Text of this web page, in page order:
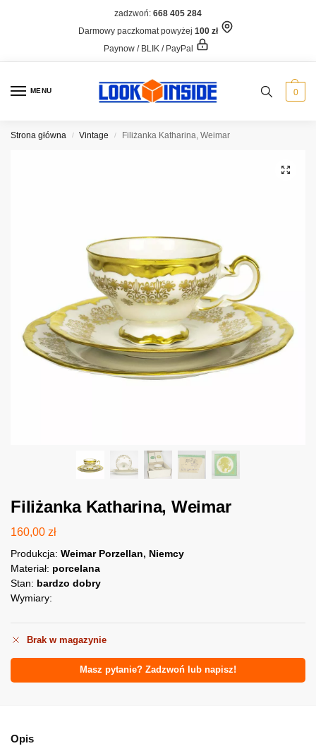
zadzwoń: 668 405 284
Darmowy paczkomat powyżej 100 zł
Paynow / BLIK / PayPal
MENU 0
Strona główna / Vintage / Filiżanka Katharina, Weimar
Filiżanka Katharina, Weimar
160,00 zł
Produkcja: Weimar Porzellan, Niemcy
Materiał: porcelana
Stan: bardzo dobry
Wymiary:
Brak w magazynie
Masz pytanie? Zadzwoń lub napisz!
Opis